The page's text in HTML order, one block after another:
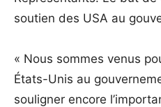
soutien des USA au
« Nous sommes venus
États-Unis au
souligner encore